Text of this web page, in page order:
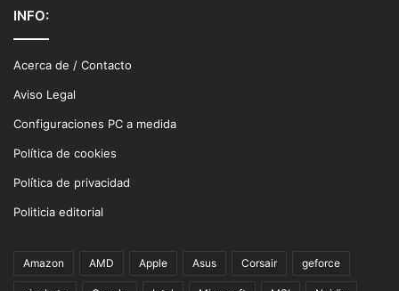
INFO:
Acerca de / Contacto
Aviso Legal
Configuraciones PC a medida
Política de cookies
Política de privacidad
Politicia editorial
Amazon AMD Apple Asus Corsair geforce